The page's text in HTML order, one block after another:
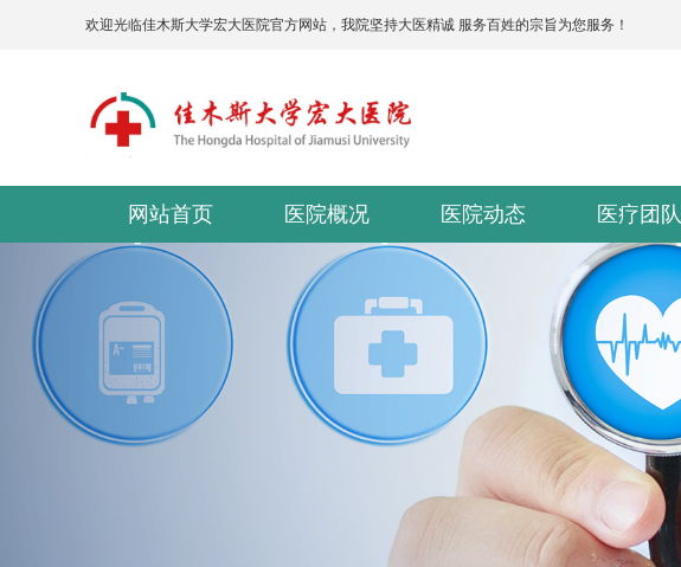
欢迎光临佳木斯大学宏大医院官方网站，我院坚持大医精诚 服务百姓的宗旨为您服务！
网站首页 医院概况 医院动态 医疗团队